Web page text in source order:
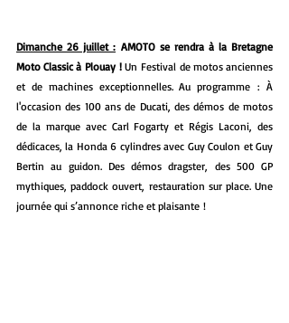
Dimanche 26 juillet : AMOTO se rendra à la Bretagne
Moto Classic à Plouay ! Un Festival de motos anciennes
et de machines exceptionnelles. Au programme : À
l'occasion des 100 ans de Ducati, des démos de motos
de la marque avec Carl Fogarty et Régis Laconi, des
dédicaces, la Honda 6 cylindres avec Guy Coulon et Guy
Bertin au guidon. Des démos dragster, des 500 GP
mythiques, paddock ouvert, restauration sur place. Une
journée qui s’annonce riche et plaisante !